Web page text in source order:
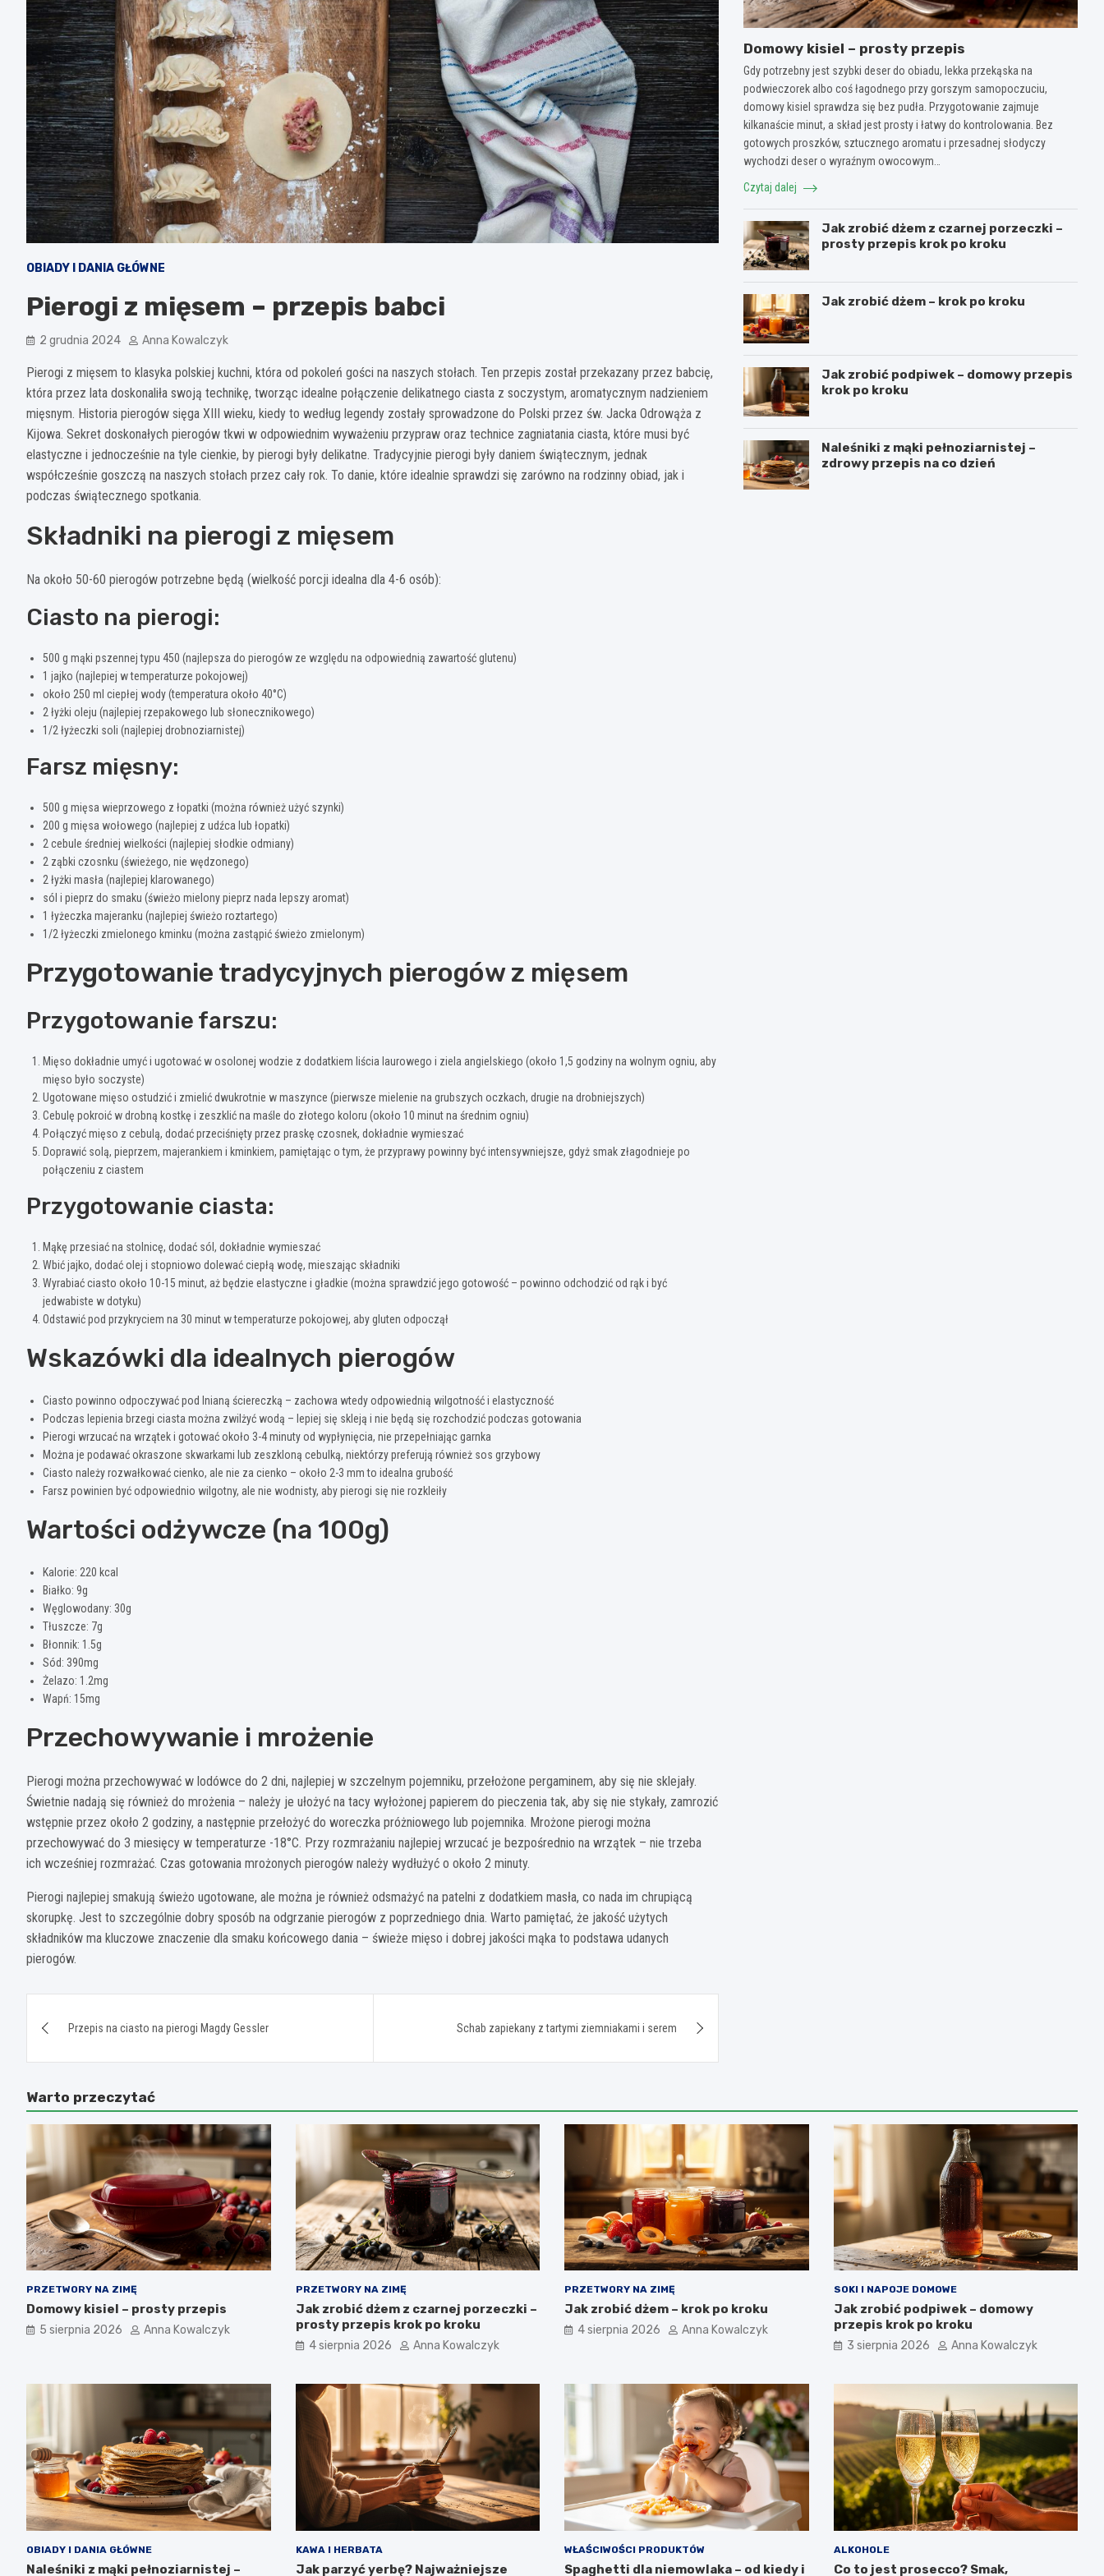
OBIADY I DANIA GŁÓWNE
Pierogi z mięsem – przepis babci
2 grudnia 2024 Anna Kowalczyk
Pierogi z mięsem to klasyka polskiej kuchni, która od pokoleń gości na naszych stołach. Ten przepis został przekazany przez babcię,
która przez lata doskonaliła swoją technikę, tworząc idealne połączenie delikatnego ciasta z soczystym, aromatycznym nadzieniem
mięsnym. Historia pierogów sięga XIII wieku, kiedy to według legendy zostały sprowadzone do Polski przez św. Jacka Odrowąża z
Kijowa. Sekret doskonałych pierogów tkwi w odpowiednim wyważeniu przypraw oraz technice zagniatania ciasta, które musi być
elastyczne i jednocześnie na tyle cienkie, by pierogi były delikatne. Tradycyjnie pierogi były daniem świątecznym, jednak
współcześnie goszczą na naszych stołach przez cały rok. To danie, które idealnie sprawdzi się zarówno na rodzinny obiad, jak i
podczas świątecznego spotkania.
Składniki na pierogi z mięsem
Na około 50-60 pierogów potrzebne będą (wielkość porcji idealna dla 4-6 osób):
Ciasto na pierogi:
500 g mąki pszennej typu 450 (najlepsza do pierogów ze względu na odpowiednią zawartość glutenu)
1 jajko (najlepiej w temperaturze pokojowej)
około 250 ml ciepłej wody (temperatura około 40°C)
2 łyżki oleju (najlepiej rzepakowego lub słonecznikowego)
1/2 łyżeczki soli (najlepiej drobnoziarnistej)
Farsz mięsny:
500 g mięsa wieprzowego z łopatki (można również użyć szynki)
200 g mięsa wołowego (najlepiej z udźca lub łopatki)
2 cebule średniej wielkości (najlepiej słodkie odmiany)
2 ząbki czosnku (świeżego, nie wędzonego)
2 łyżki masła (najlepiej klarowanego)
sól i pieprz do smaku (świeżo mielony pieprz nada lepszy aromat)
1 łyżeczka majeranku (najlepiej świeżo roztartego)
1/2 łyżeczki zmielonego kminku (można zastąpić świeżo zmielonym)
Przygotowanie tradycyjnych pierogów z mięsem
Przygotowanie farszu:
Mięso dokładnie umyć i ugotować w osolonej wodzie z dodatkiem liścia laurowego i ziela angielskiego (około 1,5 godziny na wolnym ogniu, aby
mięso było soczyste)
Ugotowane mięso ostudzić i zmielić dwukrotnie w maszynce (pierwsze mielenie na grubszych oczkach, drugie na drobniejszych)
Cebulę pokroić w drobną kostkę i zeszklić na maśle do złotego koloru (około 10 minut na średnim ogniu)
Połączyć mięso z cebulą, dodać przeciśnięty przez praskę czosnek, dokładnie wymieszać
Doprawić solą, pieprzem, majerankiem i kminkiem, pamiętając o tym, że przyprawy powinny być intensywniejsze, gdyż smak złagodnieje po
połączeniu z ciastem
Przygotowanie ciasta:
Mąkę przesiać na stolnicę, dodać sól, dokładnie wymieszać
Wbić jajko, dodać olej i stopniowo dolewać ciepłą wodę, mieszając składniki
Wyrabiać ciasto około 10-15 minut, aż będzie elastyczne i gładkie (można sprawdzić jego gotowość – powinno odchodzić od rąk i być
jedwabiste w dotyku)
Odstawić pod przykryciem na 30 minut w temperaturze pokojowej, aby gluten odpoczął
Wskazówki dla idealnych pierogów
Ciasto powinno odpoczywać pod lnianą ściereczką – zachowa wtedy odpowiednią wilgotność i elastyczność
Podczas lepienia brzegi ciasta można zwilżyć wodą – lepiej się skleją i nie będą się rozchodzić podczas gotowania
Pierogi wrzucać na wrzątek i gotować około 3-4 minuty od wypłynięcia, nie przepełniając garnka
Można je podawać okraszone skwarkami lub zeszkloną cebulką, niektórzy preferują również sos grzybowy
Ciasto należy rozwałkować cienko, ale nie za cienko – około 2-3 mm to idealna grubość
Farsz powinien być odpowiednio wilgotny, ale nie wodnisty, aby pierogi się nie rozkleiły
Wartości odżywcze (na 100g)
Kalorie: 220 kcal
Białko: 9g
Węglowodany: 30g
Tłuszcze: 7g
Błonnik: 1.5g
Sód: 390mg
Żelazo: 1.2mg
Wapń: 15mg
Przechowywanie i mrożenie
Pierogi można przechowywać w lodówce do 2 dni, najlepiej w szczelnym pojemniku, przełożone pergaminem, aby się nie sklejały.
Świetnie nadają się również do mrożenia – należy je ułożyć na tacy wyłożonej papierem do pieczenia tak, aby się nie stykały, zamrozić
wstępnie przez około 2 godziny, a następnie przełożyć do woreczka próżniowego lub pojemnika. Mrożone pierogi można
przechowywać do 3 miesięcy w temperaturze -18°C. Przy rozmrażaniu najlepiej wrzucać je bezpośrednio na wrzątek – nie trzeba
ich wcześniej rozmrażać. Czas gotowania mrożonych pierogów należy wydłużyć o około 2 minuty.
Pierogi najlepiej smakują świeżo ugotowane, ale można je również odsmażyć na patelni z dodatkiem masła, co nada im chrupiącą
skorupkę. Jest to szczególnie dobry sposób na odgrzanie pierogów z poprzedniego dnia. Warto pamiętać, że jakość użytych
składników ma kluczowe znaczenie dla smaku końcowego dania – świeże mięso i dobrej jakości mąka to podstawa udanych
pierogów.
wpisuPrzepis na ciasto na pierogi Magdy Gessler Schab zapiekany z tartymi ziemniakami i serem
Domowy kisiel – prosty przepis
Gdy potrzebny jest szybki deser do obiadu, lekka przekąska na
podwieczorek albo coś łagodnego przy gorszym samopoczuciu,
domowy kisiel sprawdza się bez pudła. Przygotowanie zajmuje
kilkanaście minut, a skład jest prosty i łatwy do kontrolowania. Bez
gotowych proszków, sztucznego aromatu i przesadnej słodyczy
wychodzi deser o wyraźnym owocowym…
Czytaj dalej
Jak zrobić dżem z czarnej porzeczki –
prosty przepis krok po kroku
Jak zrobić dżem – krok po kroku
Jak zrobić podpiwek – domowy przepis
krok po kroku
Naleśniki z mąki pełnoziarnistej –
zdrowy przepis na co dzień
Warto przeczytać
PRZETWORY NA ZIMĘ
Domowy kisiel – prosty przepis
5 sierpnia 2026 Anna Kowalczyk
PRZETWORY NA ZIMĘ
Jak zrobić dżem z czarnej porzeczki –
prosty przepis krok po kroku
4 sierpnia 2026 Anna Kowalczyk
PRZETWORY NA ZIMĘ
Jak zrobić dżem – krok po kroku
4 sierpnia 2026 Anna Kowalczyk
SOKI I NAPOJE DOMOWE
Jak zrobić podpiwek – domowy
przepis krok po kroku
3 sierpnia 2026 Anna Kowalczyk
OBIADY I DANIA GŁÓWNE
Naleśniki z mąki pełnoziarnistej –
KAWA I HERBATA
Jak parzyć yerbę? Najważniejsze
WŁAŚCIWOŚCI PRODUKTÓW
Spaghetti dla niemowlaka – od kiedy i
ALKOHOLE
Co to jest prosecco? Smak,